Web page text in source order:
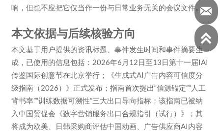
响，但也不应把它仅当作一份与日常业务无关的会议文件。
本文依据与后续核验方向
本文基于用户提供的资讯标题、事件发生时间和事件摘要生
成，已使用的信息包括：2026年6月12日至13日第十一届IAI
传鉴国际创意节在北京举行；《生成式AI广告内容可信度分
级指南（2026）》正式发布；指南首次提出“信源锚定”“人工
背书率”“训练数据可溯性”三大出口导向指标；该指南已被纳
入中国贸促会《数字营销服务出口合规指引（试行）》；其
将成为欧美、日韩采购商评估中国动画、广告供应商AI内容

